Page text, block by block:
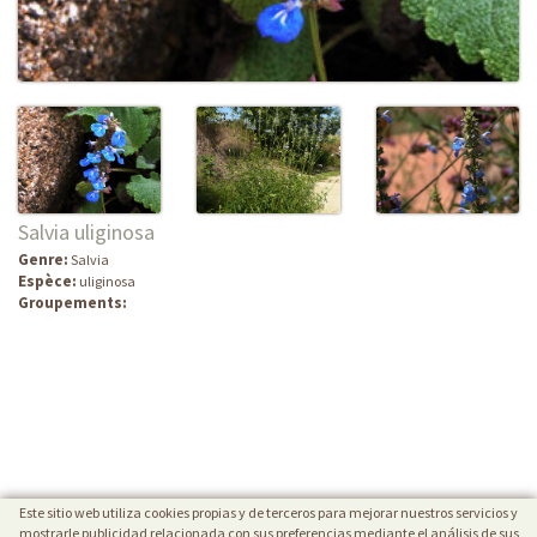
Salvia uliginosa
Genre: Salvia
Espèce: uliginosa
Groupements:
Este sitio web utiliza cookies propias y de terceros para mejorar nuestros servicios y
mostrarle publicidad relacionada con sus preferencias mediante el análisis de sus